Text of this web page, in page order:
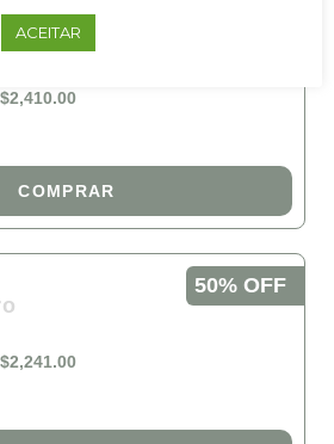
COMPRAR
50% OFF
ACEITAR